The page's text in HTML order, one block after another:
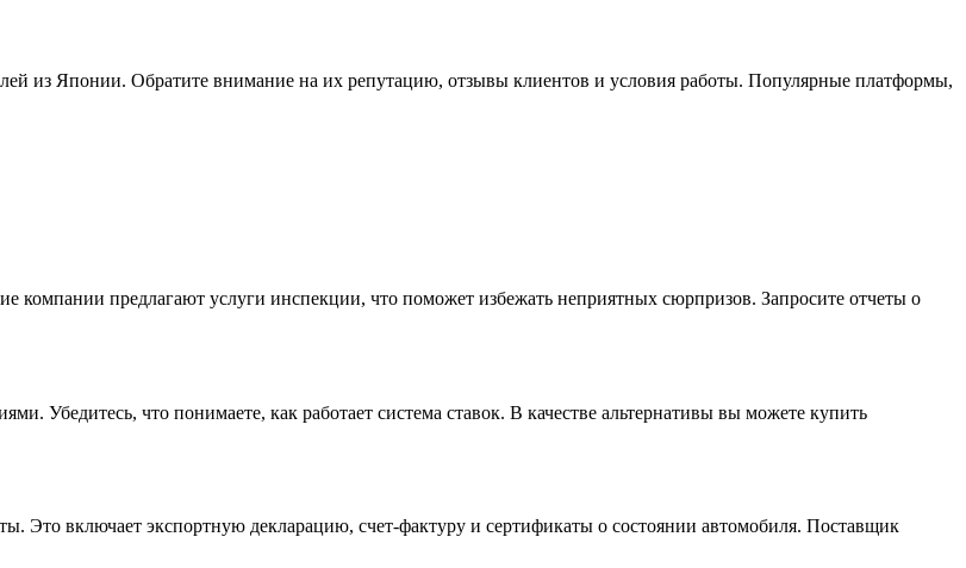
из Японии. Обратите внимание на их репутацию, отзывы клиентов и условия работы. Популярные платформы,
компании предлагают услуги инспекции, что поможет избежать неприятных сюрпризов. Запросите отчеты о
Убедитесь, что понимаете, как работает система ставок. В качестве альтернативы вы можете купить
Это включает экспортную декларацию, счет-фактуру и сертификаты о состоянии автомобиля. Поставщик